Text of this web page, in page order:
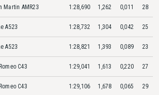
Martin AMR23 1:28,690 1,262 0,011 28
A523 1:28,732 1,304 0,042 25
A523 1:28,821 1,393 0,089 23
C43 1:29,041 1,613 0,220 27
C43 1:29,106 1,678 0,065 29